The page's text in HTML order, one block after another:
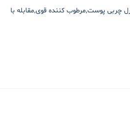
پوست,مرطوب کننده قوی,مقابله با